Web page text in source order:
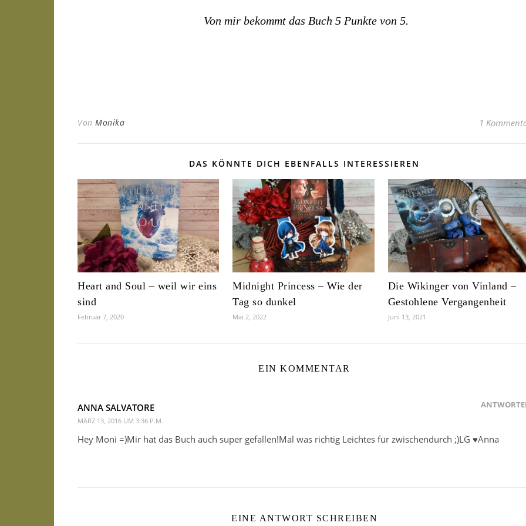
Von mir bekommt das Buch 5 Punkte von 5.
Von Monika 1
DAS KÖNNTE DICH EBENFALLS INTERESSIEREN
Heart and Soul – weil wir eins
sind
Februar 7, 2020
Midnight Princess – Wie der
Tag so dunkel
Mai 2, 2022
Die Wikinger von Vinland –
Gestohlene Vergangenheit
Juni 13, 2021
EIN KOMMENTAR
ANNA SALVATORE
MÄRZ 13, 2016 UM 3:36 P.M.
Hey Moni =)Mir hat das Buch auch super gefallen!Mal was richtig Leichtes für zwischendurch ;)LG ♥Anna
EINE ANTWORT SCHREIBEN